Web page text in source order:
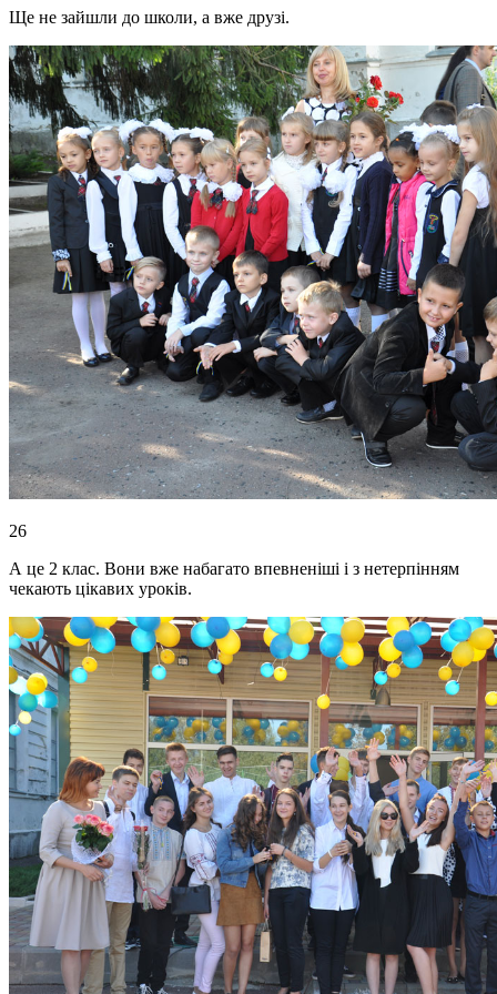
Ще не зайшли до школи, а вже друзі.
26
А це 2 клас. Вони вже набагато впевненіші і з нетерпінням
чекають цікавих уроків.